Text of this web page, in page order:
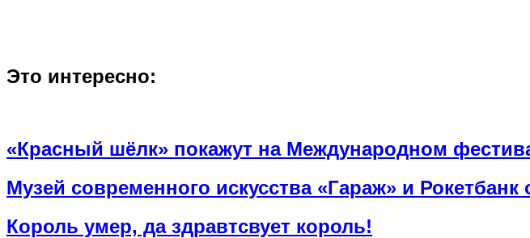
Это интересно:
«Красный шёлк» покажут на Международном
Музей современного искусства «Гараж» и
Король умер, да здравтсвует король!